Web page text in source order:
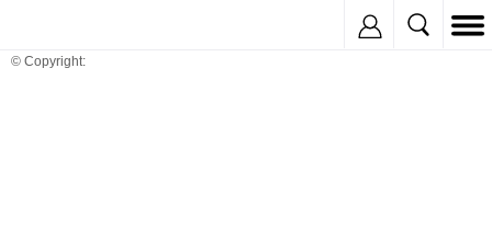
© Copyright: